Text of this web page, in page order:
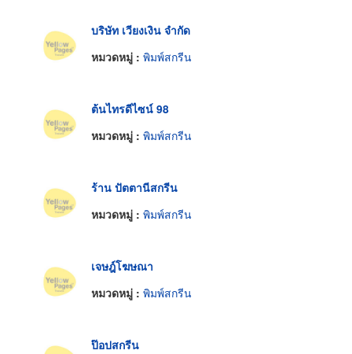
บริษัท เวียงเงิน จำกัด
หมวดหมู่ : พิมพ์สกรีน
ต้นไทรดีไซน์ 98
หมวดหมู่ : พิมพ์สกรีน
ร้าน ปัตตานีสกรีน
หมวดหมู่ : พิมพ์สกรีน
เจษฎ์โฆษณา
หมวดหมู่ : พิมพ์สกรีน
ป๊อปสกรีน